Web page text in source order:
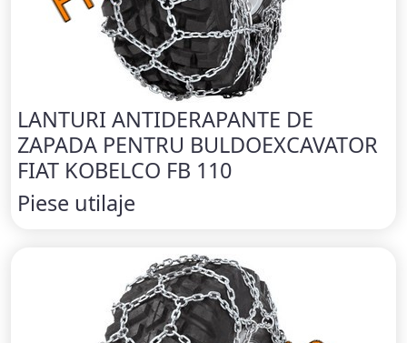
LANTURI ANTIDERAPANTE DE
ZAPADA PENTRU BULDOEXCAVATOR
FIAT KOBELCO FB 110
Piese utilaje